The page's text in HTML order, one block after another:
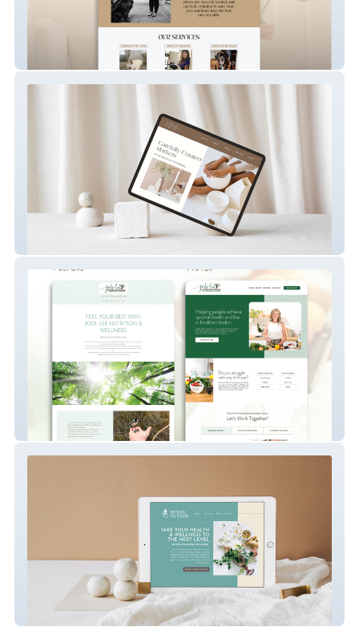
Classic Multi-Page Website
Advanced Website w/ Event Booking
Website ReDesign
Landing Page Website